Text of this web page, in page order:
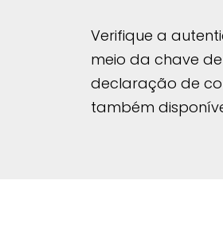
Verifique a
meio da chave
declaração de
também